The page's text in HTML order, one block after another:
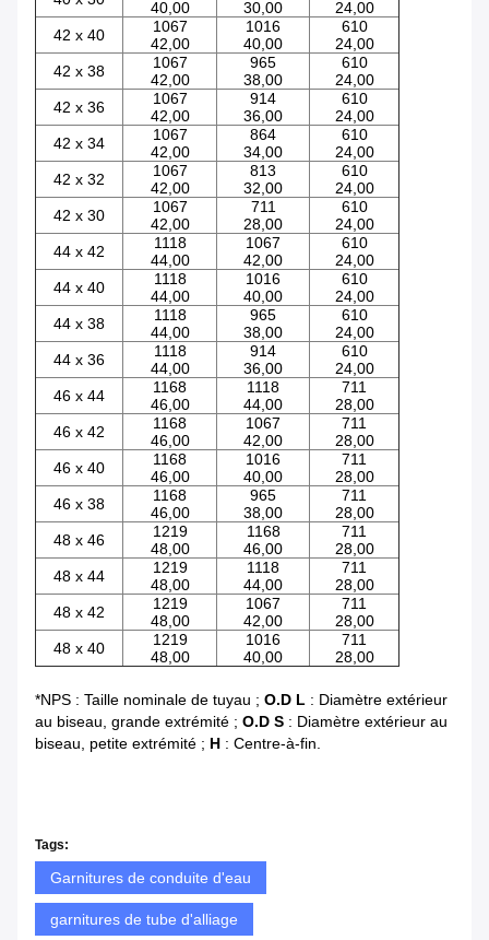
40,00
30,00
24,00
42 x 40
1067
42,00
1016
40,00
610
24,00
42 x 38
1067
42,00
965
38,00
610
24,00
42 x 36
1067
42,00
914
36,00
610
24,00
42 x 34
1067
42,00
864
34,00
610
24,00
42 x 32
1067
42,00
813
32,00
610
24,00
42 x 30
1067
42,00
711
28,00
610
24,00
44 x 42
1118
44,00
1067
42,00
610
24,00
44 x 40
1118
44,00
1016
40,00
610
24,00
44 x 38
1118
44,00
965
38,00
610
24,00
44 x 36
1118
44,00
914
36,00
610
24,00
46 x 44
1168
46,00
1118
44,00
711
28,00
46 x 42
1168
46,00
1067
42,00
711
28,00
46 x 40
1168
46,00
1016
40,00
711
28,00
46 x 38
1168
46,00
965
38,00
711
28,00
48 x 46
1219
48,00
1168
46,00
711
28,00
48 x 44
1219
48,00
1118
44,00
711
28,00
48 x 42
1219
48,00
1067
42,00
711
28,00
48 x 40
1219
48,00
1016
40,00
711
28,00
*NPS : Taille nominale de tuyau ; O.D L : Diamètre extérieur
au biseau, grande extrémité ; O.D S : Diamètre extérieur au
biseau, petite extrémité ; H : Centre-à-fin.
Tags:
Garnitures de conduite d'eau
garnitures de tube d'alliage